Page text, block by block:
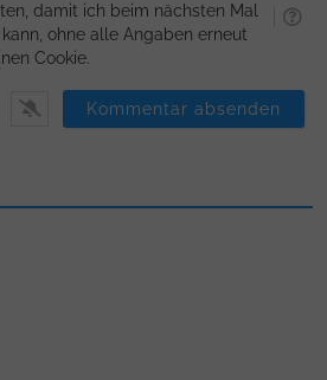
damit ich beim nächsten Mal
ohne alle Angaben erneut
Cookie.